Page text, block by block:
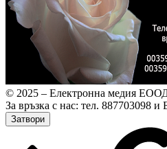
© 2025 – Електронна медия
За връзка с нас: тел. 887703098 и
Затвори